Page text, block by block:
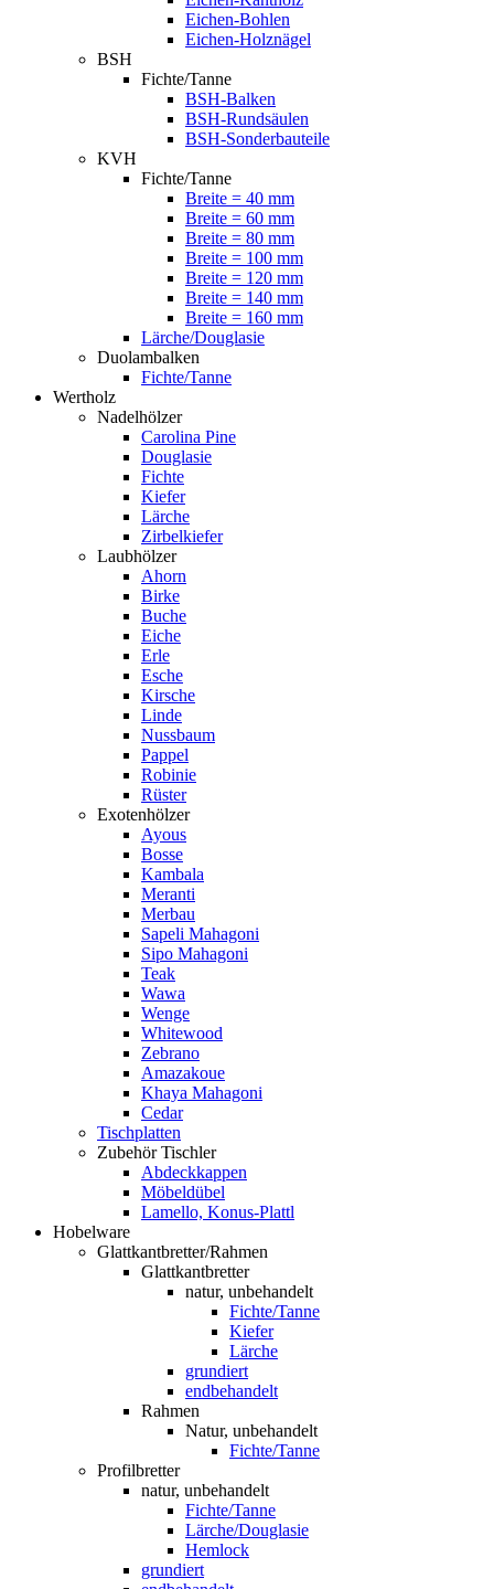
Eichen-Bohlen
Eichen-Holznägel
BSH
Fichte/Tanne
BSH-Balken
BSH-Rundsäulen
BSH-Sonderbauteile
KVH
Fichte/Tanne
Breite = 40 mm
Breite = 60 mm
Breite = 80 mm
Breite = 100 mm
Breite = 120 mm
Breite = 140 mm
Breite = 160 mm
Lärche/Douglasie
Duolambalken
Fichte/Tanne
Wertholz
Nadelhölzer
Carolina Pine
Douglasie
Fichte
Kiefer
Lärche
Zirbelkiefer
Laubhölzer
Ahorn
Birke
Buche
Eiche
Erle
Esche
Kirsche
Linde
Nussbaum
Pappel
Robinie
Rüster
Exotenhölzer
Ayous
Bosse
Kambala
Meranti
Merbau
Sapeli Mahagoni
Sipo Mahagoni
Teak
Wawa
Wenge
Whitewood
Zebrano
Amazakoue
Khaya Mahagoni
Cedar
Tischplatten
Zubehör Tischler
Abdeckkappen
Möbeldübel
Lamello, Konus-Plattl
Hobelware
Glattkantbretter/Rahmen
Glattkantbretter
natur, unbehandelt
Fichte/Tanne
Kiefer
Lärche
grundiert
endbehandelt
Rahmen
Natur, unbehandelt
Fichte/Tanne
Profilbretter
natur, unbehandelt
Fichte/Tanne
Lärche/Douglasie
Hemlock
grundiert